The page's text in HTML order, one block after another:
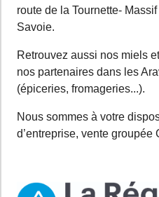
route de la Tournette-
Savoie.
Retrouvez aussi nos miels
nos partenaires dans les
(épiceries, fromageries...).
Nous sommes à votre
d’entreprise, vente groupée